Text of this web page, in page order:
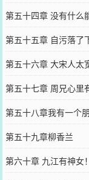
第五十四章 没有什么
第五十五章 自污落了
第五十六章 大宋人太
第五十七章 周兄心里
第五十八章我有一个朋
第五十九章柳香兰
第六十章 九江有神女！